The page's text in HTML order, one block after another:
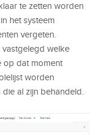
te zetten worden
het systeem
vergeten.
welke
op dat moment
worden
al zijn behandeld.